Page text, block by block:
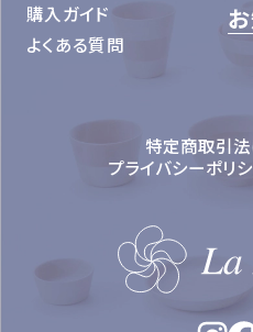
購入ガイド
よくある質問
特定商取引
プライバシーポリ